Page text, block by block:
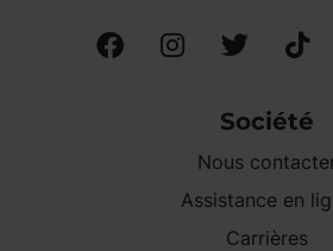
Société
Nous
Assistance en
Carrières